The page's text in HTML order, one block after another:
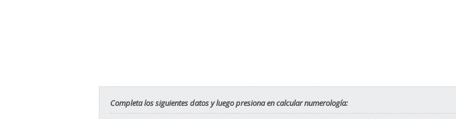
Completa los siguientes datos y luego presiona en calcular numerología: